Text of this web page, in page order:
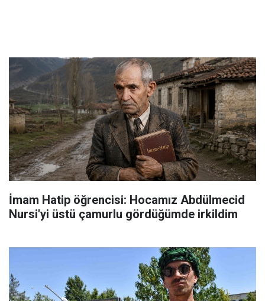
İmam Hatip öğrencisi: Hocamız Abdülmecid
Nursi'yi üstü çamurlu gördüğümde irkildim